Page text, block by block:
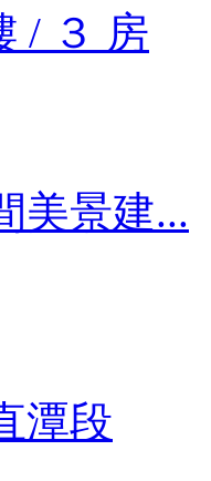
/ ３ 房
美景建...
潭段